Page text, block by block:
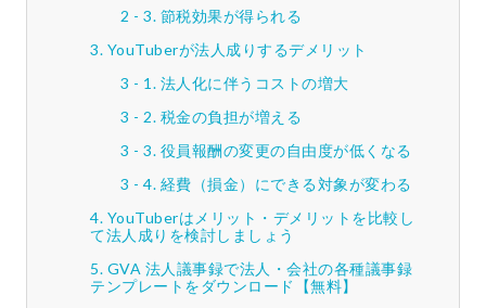
節税効果が得られる
YouTuberが法人成りするデメリット
法人化に伴うコストの増大
税金の負担が増える
役員報酬の変更の自由度が低くなる
経費（損金）にできる対象が変わる
YouTuberはメリット・デメリットを比較し
て法人成りを検討しましょう
GVA 法人議事録で法人・会社の各種議事録
テンプレートをダウンロード【無料】